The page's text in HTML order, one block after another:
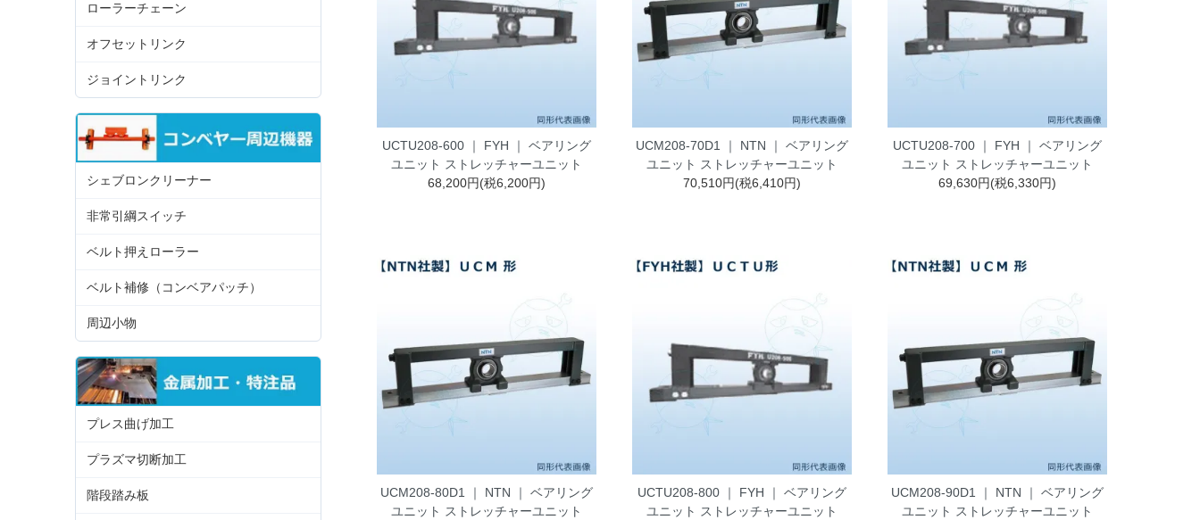
UCTU208-600 ｜ FYH ｜ ベアリング
ユニット ストレッチャーユニット
68,200円(税6,200円)
UCM208-70D1 ｜ NTN ｜ ベアリング
ユニット ストレッチャーユニット
70,510円(税6,410円)
UCTU208-700 ｜ FYH ｜ ベアリング
ユニット ストレッチャーユニット
69,630円(税6,330円)
UCM208-80D1 ｜ NTN ｜ ベアリング
ユニット ストレッチャーユニット
UCTU208-800 ｜ FYH ｜ ベアリング
ユニット ストレッチャーユニット
UCM208-90D1 ｜ NTN ｜ ベアリング
ユニット ストレッチャーユニット
ローラーチェーン
オフセットリンク
ジョイントリンク
シェブロンクリーナー
非常引綱スイッチ
ベルト押えローラー
ベルト補修（コンベアパッチ）
周辺小物
プレス曲げ加工
プラズマ切断加工
階段踏み板